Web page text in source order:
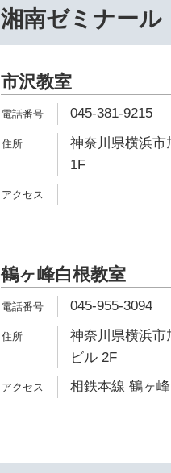
湘南ゼミナール
市沢教室
045-381-9215
神奈川県横浜市
1F
鶴ヶ峰白根教室
045-955-3094
神奈川県横浜市
ビル 2F
相鉄本線 鶴ヶ